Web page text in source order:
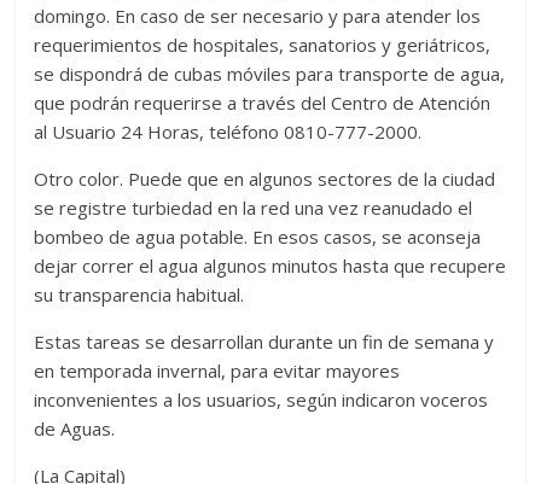
domingo. En caso de ser necesario y para atender los
requerimientos de hospitales, sanatorios y geriátricos,
se dispondrá de cubas móviles para transporte de agua,
que podrán requerirse a través del Centro de Atención
al Usuario 24 Horas, teléfono 0810-777-2000.
Otro color. Puede que en algunos sectores de la ciudad
se registre turbiedad en la red una vez reanudado el
bombeo de agua potable. En esos casos, se aconseja
dejar correr el agua algunos minutos hasta que recupere
su transparencia habitual.
Estas tareas se desarrollan durante un fin de semana y
en temporada invernal, para evitar mayores
inconvenientes a los usuarios, según indicaron voceros
de Aguas.
(La Capital)